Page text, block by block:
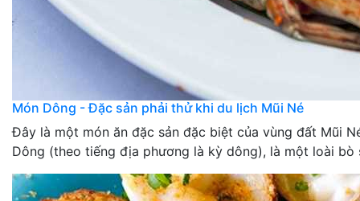
Món Dông - Đặc sản phải thử khi du lịch Mũi Né
Đây là một món ăn đặc sản đặc biệt của vùng đất Mũi
Dông (theo tiếng địa phương là kỳ dông), là một loài bò